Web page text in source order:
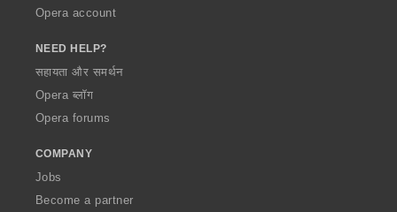
Opera account
NEED HELP?
सहायता और समर्थन
Opera ब्लॉग
Opera forums
COMPANY
Jobs
Become a partner